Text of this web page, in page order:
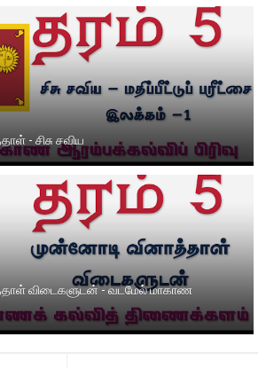
- சிசு சவிய
விடைகளுடன் - வடமேல் மாகாண